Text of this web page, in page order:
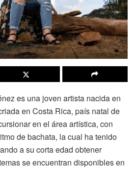
es una joven artista nacida en
en Costa Rica, país natal de
en el área artística, con
de bachata, la cual ha tenido
a su corta edad obtener
se encuentran disponibles en